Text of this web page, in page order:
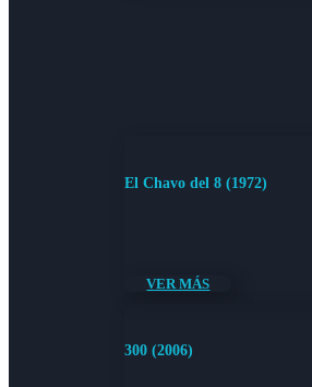
El Chavo del 8 (1972)
VER MÁS
300 (2006)